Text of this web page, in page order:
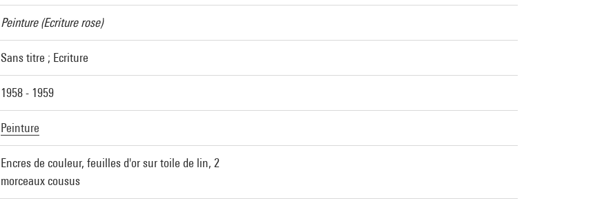
Peinture (Ecriture rose)
Sans titre ; Ecriture
1958 - 1959
Peinture
Encres de couleur, feuilles d'or sur toile de lin, 2
morceaux cousus